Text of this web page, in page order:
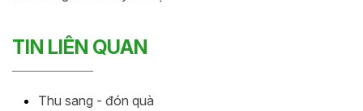
TIN LIÊN QUAN
Thu sang - đón quà